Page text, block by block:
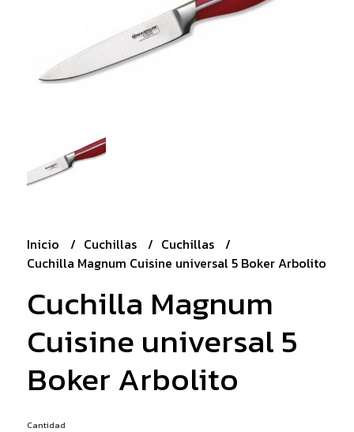
Inicio Cuchillas
Cuchillas
Cuchilla Magnum Cuisine universal 5 Boker Arbolito
Cuchilla Magnum
Cuisine universal 5
Boker Arbolito
Cantidad